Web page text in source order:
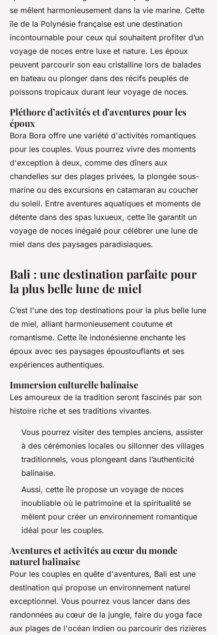
se mêlent harmonieusement dans la vie marine. Cette
île de la Polynésie française est une destination
incontournable pour ceux qui souhaitent profiter d’un
voyage de noces entre luxe et nature. Les époux
peuvent parcourir son eau cristalline lors de balades
en bateau ou plonger dans des récifs peuplés de
poissons tropicaux durant leur voyage de noces.
Pléthore d’activités et d'aventures pour les
époux
Bora Bora offre une variété d'activités romantiques
pour les couples. Vous pourrez vivre des moments
d'exception à deux, comme des dîners aux
chandelles sur des plages privées, la plongée sous-
marine ou des excursions en catamaran au coucher
du soleil. Entre aventures aquatiques et moments de
détente dans des spas luxueux, cette île garantit un
voyage de noces inégalé pour célébrer une lune de
miel dans des paysages paradisiaques.
Bali : une destination parfaite pour
la plus belle lune de miel
C’est l'une des top destinations pour la plus belle lune
de miel, alliant harmonieusement coutume et
romantisme. Cette île indonésienne enchante les
époux avec ses paysages époustouflants et ses
expériences authentiques.
Immersion culturelle balinaise
Les amoureux de la tradition seront fascinés par son
histoire riche et ses traditions vivantes.
Vous pourrez visiter des temples anciens, assister
à des cérémonies locales ou sillonner des villages
traditionnels, vous plongeant dans l’authenticité
balinaise.
Aussi, cette île propose un voyage de noces
inoubliable où le patrimoine et la spiritualité se
mêlent pour créer un environnement romantique
idéal pour les couples.
Aventures et activités au cœur du monde
naturel balinaise
Pour les couples en quête d'aventures, Bali est une
destination qui propose un environnement naturel
exceptionnel. Vous pourrez vous lancer dans des
randonnées au cœur de la jungle, faire du yoga face
aux plages de l'océan Indien ou parcourir des rizières